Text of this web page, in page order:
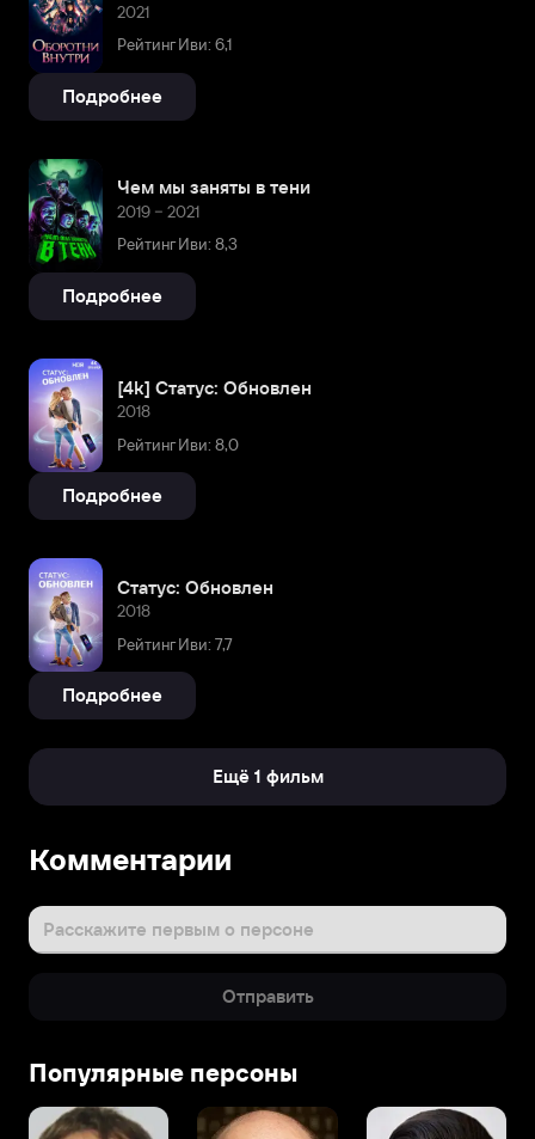
2021
Рейтинг Иви: 6,1
Подробнее
Чем мы заняты в тени
2019 – 2021
Рейтинг Иви: 8,3
Подробнее
[4k] Статус: Обновлен
2018
Рейтинг Иви: 8,0
Подробнее
Статус: Обновлен
2018
Рейтинг Иви: 7,7
Подробнее
Ещё 1 фильм
Комментарии
Расскажите первым о персоне
Отправить
Популярные персоны